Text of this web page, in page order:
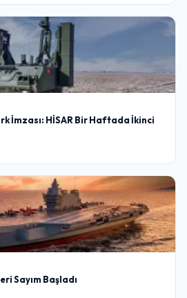
İmzası: HİSAR Bir Haftada İkinci
Sayım Başladı